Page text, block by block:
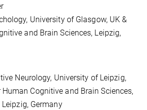
University of Glasgow, UK &
and Brain Sciences, Leipzig,
Neurology, University of Leipzig,
Cognitive and Brain Sciences,
Germany